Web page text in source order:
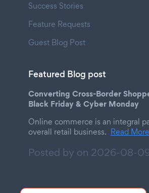
Success Stories
Feature Requests
Guest Blog Post
Featured Blog post
Converting Cross-Border
Black Friday & Cyber Monday
Online commerce is an integral
overall retail business. Read More
Posted by on 2026-08-